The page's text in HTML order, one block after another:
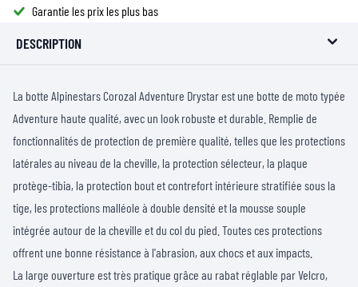
Garantie les prix les plus bas
DESCRIPTION
La botte Alpinestars Corozal Adventure Drystar est une botte de moto typée
Adventure haute qualité, avec un look robuste et durable. Remplie de
fonctionnalités de protection de première qualité, telles que les protections
latérales au niveau de la cheville, la protection sélecteur, la plaque
protège-tibia, la protection bout et contrefort intérieure stratifiée sous la
tige, les protections malléole à double densité et la mousse souple
intégrée autour de la cheville et du col du pied. Toutes ces protections
offrent une bonne résistance à l'abrasion, aux chocs et aux impacts.
La large ouverture est très pratique grâce au rabat réglable par Velcro,